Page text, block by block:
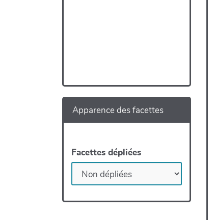
Apparence des facettes
Facettes dépliées